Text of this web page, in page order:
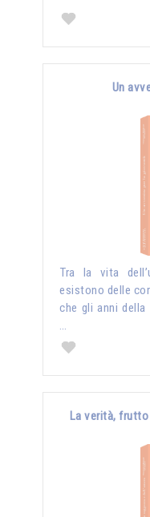
Un
Tra la vita
esistono delle
che gli anni
…
La verità,